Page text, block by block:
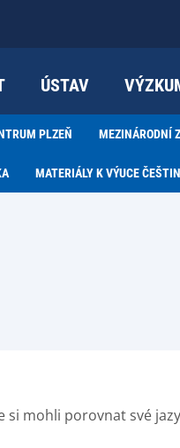
ÚSTAV
PLZEŇ MEZINÁRODNÍ
MATERIÁLY K VÝUCE
si mohli porovnat své